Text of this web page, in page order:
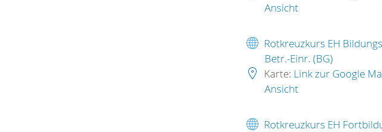
Ansicht
Rotkreuzkurs EH
Betr.-Einr. (BG)
Karte: Link zur Google
Ansicht
Rotkreuzkurs EH